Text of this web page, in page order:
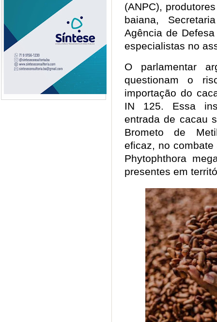
(ANPC),
baiana,
Agência de
especialistas no
O parlamentar
questionam o
importação do
IN 125. Essa
entrada de cacau
Brometo de
eficaz, no
Phytophthora
presentes em